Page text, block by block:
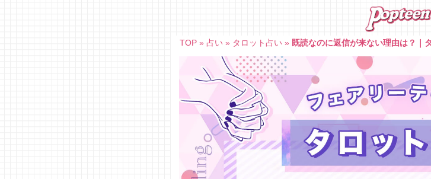
TOP »占い » タロット占い » 既読なのに返信が来ない理由は？｜